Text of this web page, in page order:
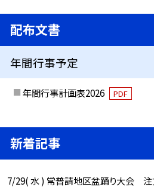
配布文書
年間行事予定
年間行事計画表2026 PDF
新着記事
7/29( 水 ) 常普請地区盆踊り大会 注